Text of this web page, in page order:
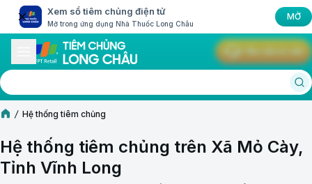
Xem sổ tiêm chủng điện tử
Mở trong ứng dụng Nhà Thuốc Long Châu
MỞ
Hệ thống tiêm chủng
Hệ thống tiêm chủng trên Xã Mỏ Cày,
Tỉnh Vĩnh Long